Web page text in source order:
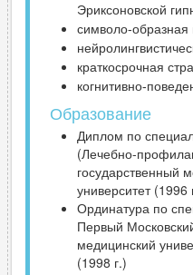
Эриксоновской
символо-образная
краткосрочная
когнитивно-
Образование
Диплом по
(Лечебно-
государственный
университет (1996
Ординатура по
Первый
медицинский
(1998 г.)